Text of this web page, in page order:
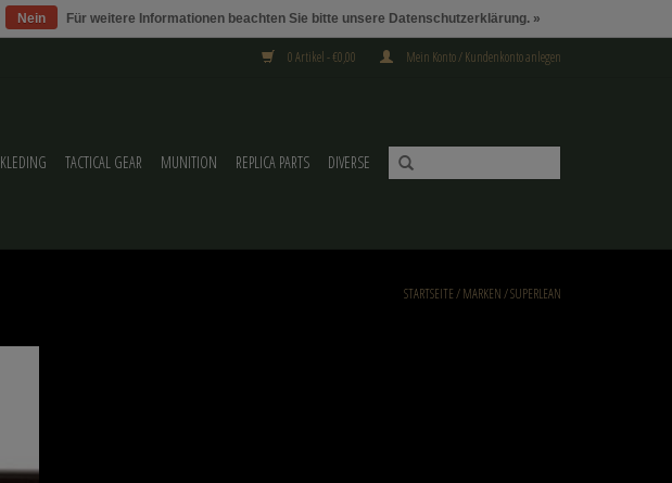
0 Artikel - €0,00 Mein Konto / Kundenkonto anlegen
KLEDING TACTICAL GEAR MUNITION REPLICA PARTS DIVERSE
STARTSEITE/MARKEN/SUPERLEAN
Nein Für weitere Informationen beachten Sie bitte unsere Datenschutzerklärung. »